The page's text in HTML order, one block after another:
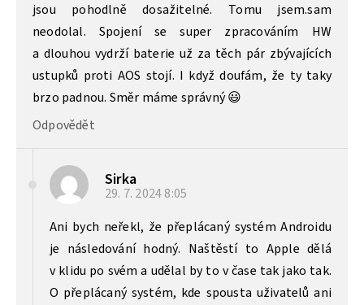
jsou pohodlně dosažitelné. Tomu jsem.sam
neodolal. Spojení se super zpracováním HW
a dlouhou vydrží baterie už za těch pár zbývajících
ustupků proti AOS stojí. I když doufám, že ty taky
brzo padnou. Směr máme správný 😃
Odpovědět
Sirka
29. 7. 20248:05
Ani bych neřekl, že přeplácaný systém Androidu
je následování hodný. Naštěstí to Apple dělá
v klidu po svém a udělal by to v čase tak jako tak.
O přeplácaný systém, kde spousta uživatelů ani